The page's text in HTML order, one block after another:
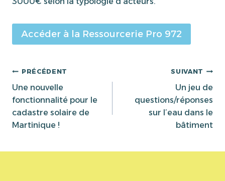
Accéder à la Ressourcerie Pro 972
Navigation
de
l’article
PRÉCÉDENT
Une nouvelle
fonctionnalité pour le
cadastre solaire de
Martinique !
SUIVANT
Un jeu de
questions/réponses
sur l’eau dans le
bâtiment